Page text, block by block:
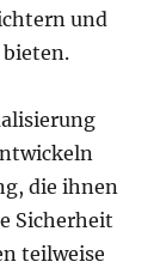
und
bieten.
die ihnen
Sicherheit
teilweise